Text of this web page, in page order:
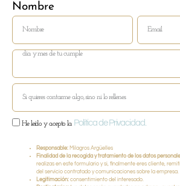
Nombre
He leído y acepto la Política de Privacidad.
Responsable: Milagros Argüelles
Finalidad de la recogida y tratamiento de los datos
realizas en este formulario y si, finalmente eres cliente,
del servicio contratado y comunicaciones sobre la empresa.
Legitimación: consentimiento del interesado.